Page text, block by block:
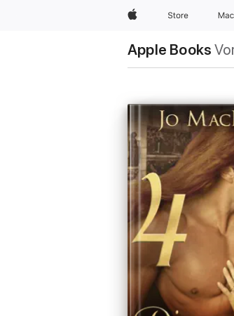
Apple Store Mac
Apple Books